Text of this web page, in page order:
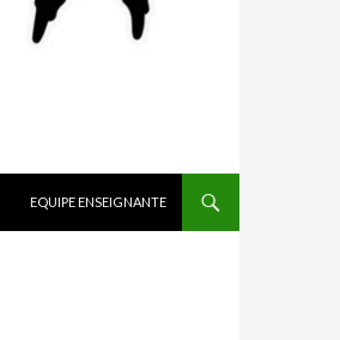
EQUIPE ENSEIGNANTE